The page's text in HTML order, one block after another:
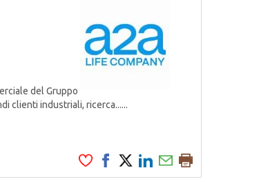
del Gruppo
clienti industriali, ricerca......